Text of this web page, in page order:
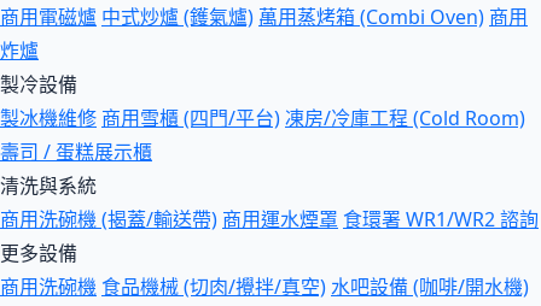
商用電磁爐 中式炒爐 (鑊氣爐) 萬用蒸烤箱 (Combi Oven) 商用
炸爐
製冷設備
製冰機維修 商用雪櫃 (四門/平台)凍房/冷庫工程 (Cold Room)
壽司 / 蛋糕展示櫃
清洗與系統
商用洗碗機 (揭蓋/輸送帶) 商用運水煙罩 食環署 WR1/WR2 諮詢
更多設備
商用洗碗機 食品機械 (切肉/攪拌/真空)水吧設備 (咖啡/開水機)